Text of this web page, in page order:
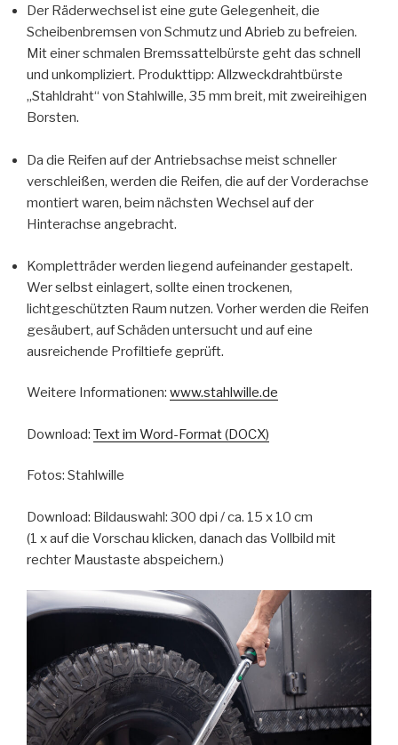
Der Räderwechsel ist eine gute Gelegenheit, die
Scheibenbremsen von Schmutz und Abrieb zu befreien.
Mit einer schmalen Bremssattelbürste geht das schnell
und unkompliziert. Produkttipp: Allzweckdrahtbürste
„Stahldraht“ von Stahlwille, 35 mm breit, mit zweireihigen
Borsten.
Da die Reifen auf der Antriebsachse meist schneller
verschleißen, werden die Reifen, die auf der Vorderachse
montiert waren, beim nächsten Wechsel auf der
Hinterachse angebracht.
Kompletträder werden liegend aufeinander gestapelt.
Wer selbst einlagert, sollte einen trockenen,
lichtgeschützten Raum nutzen. Vorher werden die Reifen
gesäubert, auf Schäden untersucht und auf eine
ausreichende Profiltiefe geprüft.
Weitere Informationen: www.stahlwille.de
Download: Text im Word-Format (DOCX)
Fotos: Stahlwille
Download: Bildauswahl: 300 dpi / ca. 15 x 10 cm
(1 x auf die Vorschau klicken, danach das Vollbild mit
rechter Maustaste abspeichern.)